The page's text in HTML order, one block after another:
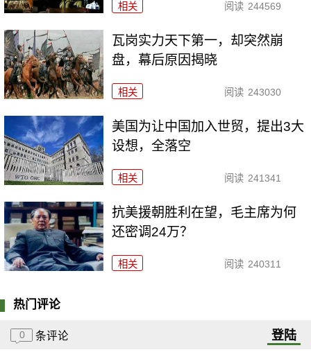
相关 阅读 244569
瓦岗实力天下第一，却突然崩
盘，幕后原因揭晓
相关 阅读 243030
美国为让中国加入世贸，提出3大
设想，全落空
相关 阅读 241341
抗美援朝胜利在望，毛主席为何
还密调24万？
相关 阅读 240311
热门评论
0 条评论 登陆